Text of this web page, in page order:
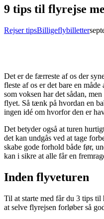
9 tips til flyrejse
Rejser tipsBilligeflybilletter
Det er de færreste af os der
fleste af os er det bare en
som voksen har det sådan,
flyet. Så tænk på hvordan en
ingen idé om hvorfor den er
Det betyder også at turen
det kan undgås ved at tage
skabe gode forhold både før,
kan i sikre at alle får en
Inden flyveturen
Til at starte med får du 3 tips
at selve flyrejsen forløber så